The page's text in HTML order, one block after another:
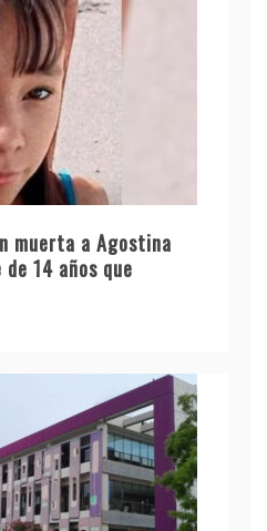
muerta a Agostina
14 años que